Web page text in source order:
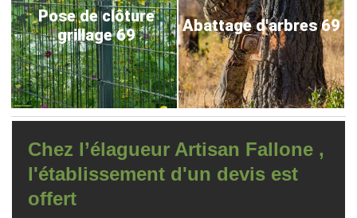
Pose de clôture
grillage 69
Abattage d'arbres 69
Chez l’élagueur Artisan Fallone ,
l'établissement d'un devis est
offert